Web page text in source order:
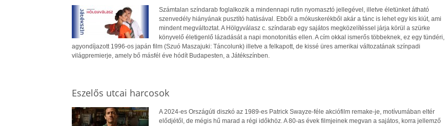
Számtalan színdarab foglalkozik a mindennapi rutin nyomasztó jellegével, illetve életünket átható
szenvedély hiányának pusztító hatásával. Ebből a mókuskerékből akár a tánc is lehet egy kis kiút, ami
mindent megváltoztat. A Hölgyválasz c. színdarab egy sajátos megközelítéssel járja körül a szürke
könyvelő életigenlő lázadását a napi monotonitás ellen. A cím okkal ismerős többeknek, ez egy tündéri,
agyondíjazott 1996-os japán film (Szuó Maszajuki: Táncolunk) illetve a felkapott, de kissé üres amerikai változatának színpadi
világpremierje, amely bő másfél éve hódít Budapesten, a Játékszínben.
Eszelős utcai harcosok
A 2024-es Országúti diszkó az 1989-es Patrick Swayze-féle akciófilm remake-je, motívumában eltér
elődjétől, de mégis hű marad a régi időkhöz. A 80-as évek filmjeinek megvan a sajátos, korra jellemző